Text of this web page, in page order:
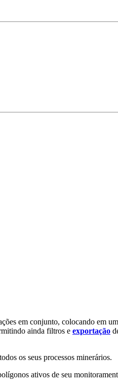
em conjunto, colocando em
ainda filtros e exportação
os seus processos minerários.
ativos de seu